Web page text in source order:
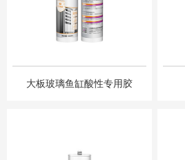
⼤板玻璃⻥缸酸性专⽤胶